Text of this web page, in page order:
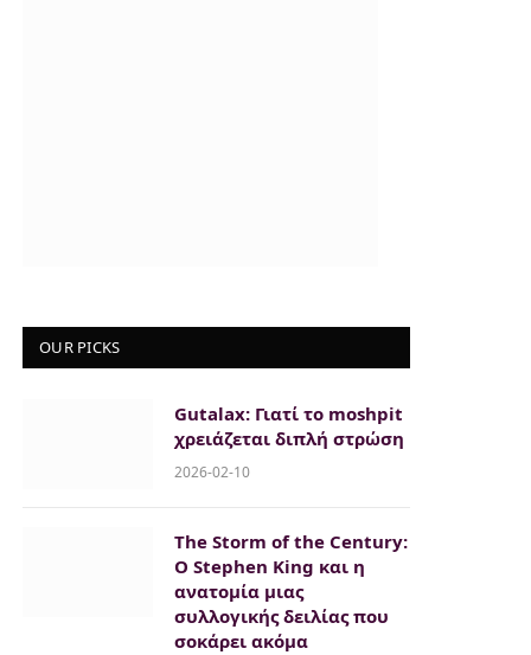
OUR PICKS
Gutalax: Γιατί το moshpit
χρειάζεται διπλή στρώση
2026-02-10
The Storm of the Century:
Ο Stephen King και η
ανατομία μιας
συλλογικής δειλίας που
σοκάρει ακόμα